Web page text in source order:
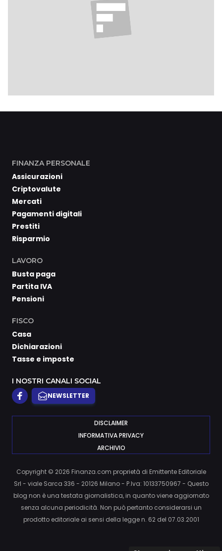
FINANZA PERSONALE
Assicurazioni
Criptovalute
Mercati
Pagamenti digitali
Prestiti
Risparmio
LAVORO
Busta paga
Partita IVA
Pensioni
FISCO
Casa
Dichiarazioni
Tasse e imposte
I NOSTRI CANALI SOCIAL
NEWSLETTER
DISCLAIMER
INFORMATIVA PRIVACY
ARCHIVIO
Copyright © 2026 Finanza.com proprietà di Emittente Editoriale
Srl - viale Sarca 336 - 20126 Milano - P.Iva: 10133750967 - Questo
blog non è una testata giornalistica, in quanto viene aggiornato
senza alcuna periodicità. Non può pertanto considerarsi un
prodotto editoriale ai sensi della legge n. 62 del 07.03.2001